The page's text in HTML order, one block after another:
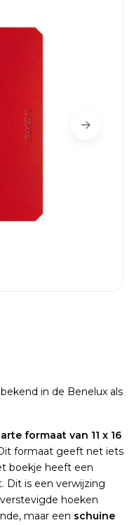
in de Benelux als
formaat van 11 x 16
formaat geeft net iets
boekje heeft een
Dit is een verwijzing
hoeken
maar een schuine